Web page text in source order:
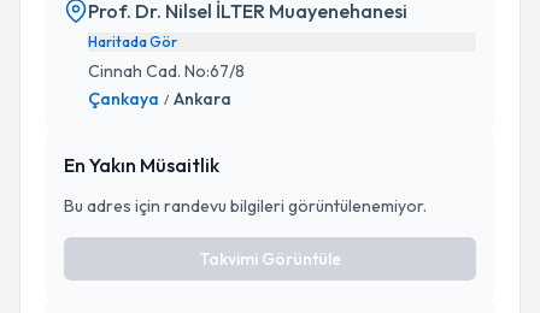
Prof. Dr. Nilsel İLTER Muayenehanesi
Haritada Gör
Cinnah Cad. No:67/8
Çankaya / Ankara
En Yakın Müsaitlik
Bu adres için randevu bilgileri görüntülenemiyor.
Takvimi Görüntüle